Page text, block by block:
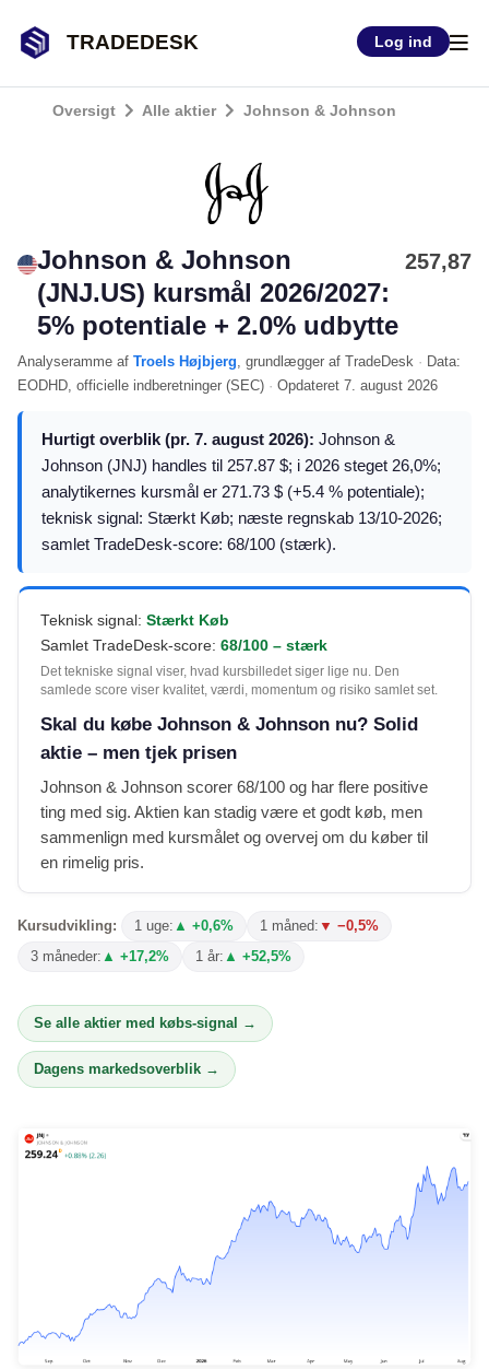
TRADEDESK Log ind
Oversigt Alle aktier Johnson & Johnson
Johnson & Johnson
(JNJ.US) kursmål 2026/2027:
5% potentiale + 2.0% udbytte
257,87
Analyseramme af Troels Højbjerg, grundlægger af TradeDesk · Data:
EODHD, officielle indberetninger (SEC) · Opdateret 7. august 2026
Hurtigt overblik (pr. 7. august 2026): Johnson &
Johnson (JNJ) handles til 257.87 $; i 2026 steget 26,0%;
analytikernes kursmål er 271.73 $ (+5.4 % potentiale);
teknisk signal: Stærkt Køb; næste regnskab 13/10-2026;
samlet TradeDesk-score: 68/100 (stærk).
Teknisk signal: Stærkt Køb
Samlet TradeDesk-score: 68/100 – stærk
Det tekniske signal viser, hvad kursbilledet siger lige nu. Den
samlede score viser kvalitet, værdi, momentum og risiko samlet set.
Skal du købe Johnson & Johnson nu? Solid
aktie – men tjek prisen
Johnson & Johnson scorer 68/100 og har flere positive
ting med sig. Aktien kan stadig være et godt køb, men
sammenlign med kursmålet og overvej om du køber til
en rimelig pris.
Kursudvikling: 1 uge: ▲ +0,6% 1 måned: ▼ −0,5%
3 måneder: ▲ +17,2% 1 år: ▲ +52,5%
Se alle aktier med købs-signal →
Dagens markedsoverblik →